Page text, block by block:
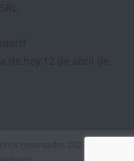
de hoy 12 de abril de
reservados 2022